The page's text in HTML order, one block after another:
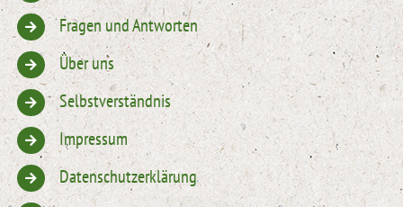
Fragen und Antworten
Über uns
Selbstverständnis
Impressum
Datenschutzerklärung